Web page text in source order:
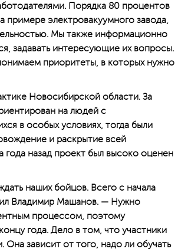
Порядка 80 процентов
примере электровакуумного завода,
Мы также информационно
задавать интересующие их вопросы.
приоритеты, в которых нужно
Новосибирской области. За
на людей с
в особых условиях, тогда были
и раскрытие всей
года назад проект был высоко оценен
наших бойцов. Всего с начала
Владимир Машанов. — Нужно
процессом, поэтому
года. Дело в том, что участники
зависит от того, надо ли обучать